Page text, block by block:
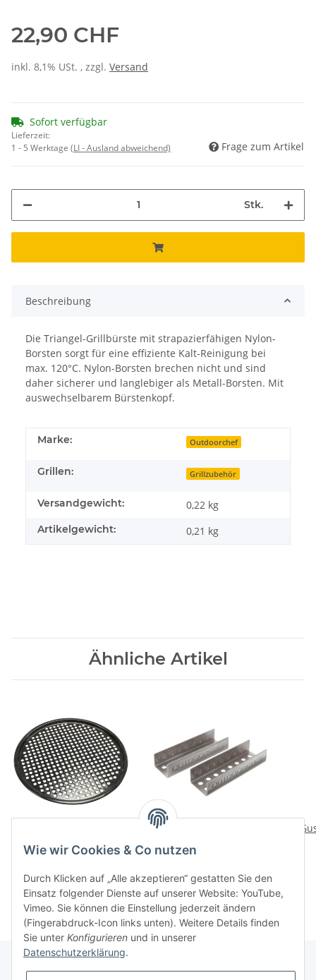
22,90 CHF
inkl. 8,1% USt. , zzgl. Versand
Sofort verfügbar
Lieferzeit:
1 - 5 Werktage (LI - Ausland abweichend) Frage zum Artikel
Stk.
Beschreibung
Die Triangel-Grillbürste mit strapazierfähigen Nylon-
Borsten sorgt für eine effiziente Kalt-Reinigung bei
max. 120°C. Nylon-Borsten brechen nicht und sind
daher sicherer und langlebiger als Metall-Borsten. Mit
auswechselbarem Bürstenkopf.
Marke: Outdoorchef
Grillen: Grillzubehör
Versandgewicht: 0,22 kg
Artikelgewicht: 0,21 kg
Ähnliche Artikel
(System 480/570)
29,90 CHF*
Fisch Rack Set (System
19,90 CHF
Wie wir Cookies & Co nutzen
Durch Klicken auf „Alle akzeptieren“ gestatten Sie den
Einsatz folgender Dienste auf unserer Website: YouTube,
Vimeo. Sie können die Einstellung jederzeit ändern
(Fingerabdruck-Icon links unten). Weitere Details finden
Sie unter Konfigurieren und in unserer
Datenschutzerklärung.